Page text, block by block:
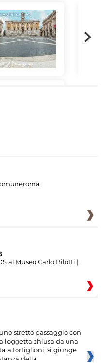
al Museo Carlo Bilotti |
stretto passaggio con
loggetta chiusa da una
a tortiglioni, si giunge
della